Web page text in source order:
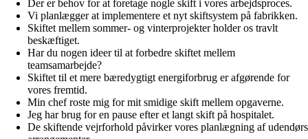
Der er behov for at foretage nogle skift i vores arbejdsproces.
Vi planlægger at implementere et nyt skiftsystem på fabrikken.
Skiftet mellem sommer- og vinterprojekter holder os travlt
beskæftiget.
Har du nogen ideer til at forbedre skiftet mellem
teamsamarbejde?
Skiftet til et mere bæredygtigt energiforbrug er afgørende for
vores fremtid.
Min chef roste mig for mit smidige skift mellem opgaverne.
Jeg har brug for en pause efter et langt skift på hospitalet.
De skiftende vejrforhold påvirker vores planlægning af udendørs